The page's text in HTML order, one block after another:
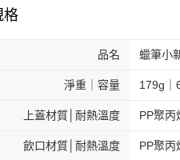
格
品名 蠟筆小
淨重｜容量 179g｜
上蓋材質│耐熱溫度 PP聚
飲口材質│耐熱溫度 PP聚